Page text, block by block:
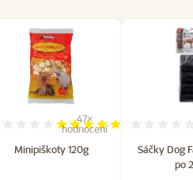
hodnocení: 1
Minipiškoty 120g
Hodnocení 98%, počet
47×
hodnocení
Sáčky Dog
po